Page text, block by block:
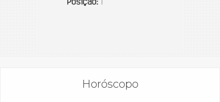
Horóscopo